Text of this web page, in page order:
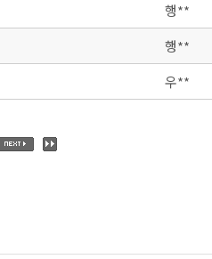
행**
행**
우**